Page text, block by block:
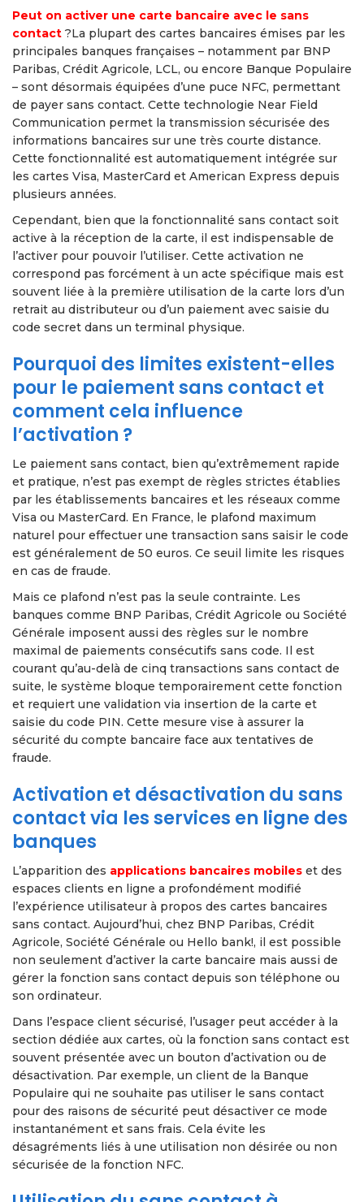
Peut on activer une carte bancaire avec le sans
contact ?La plupart des cartes bancaires émises par les
principales banques françaises – notamment par BNP
Paribas, Crédit Agricole, LCL, ou encore Banque Populaire
– sont désormais équipées d’une puce NFC, permettant
de payer sans contact. Cette technologie Near Field
Communication permet la transmission sécurisée des
informations bancaires sur une très courte distance.
Cette fonctionnalité est automatiquement intégrée sur
les cartes Visa, MasterCard et American Express depuis
plusieurs années.
Cependant, bien que la fonctionnalité sans contact soit
active à la réception de la carte, il est indispensable de
l’activer pour pouvoir l’utiliser. Cette activation ne
correspond pas forcément à un acte spécifique mais est
souvent liée à la première utilisation de la carte lors d’un
retrait au distributeur ou d’un paiement avec saisie du
code secret dans un terminal physique.
Pourquoi des limites existent-elles
pour le paiement sans contact et
comment cela influence
l’activation ?
Le paiement sans contact, bien qu’extrêmement rapide
et pratique, n’est pas exempt de règles strictes établies
par les établissements bancaires et les réseaux comme
Visa ou MasterCard. En France, le plafond maximum
naturel pour effectuer une transaction sans saisir le code
est généralement de 50 euros. Ce seuil limite les risques
en cas de fraude.
Mais ce plafond n’est pas la seule contrainte. Les
banques comme BNP Paribas, Crédit Agricole ou Société
Générale imposent aussi des règles sur le nombre
maximal de paiements consécutifs sans code. Il est
courant qu’au-delà de cinq transactions sans contact de
suite, le système bloque temporairement cette fonction
et requiert une validation via insertion de la carte et
saisie du code PIN. Cette mesure vise à assurer la
sécurité du compte bancaire face aux tentatives de
fraude.
Activation et désactivation du sans
contact via les services en ligne des
banques
L’apparition des applications bancaires mobiles et des
espaces clients en ligne a profondément modifié
l’expérience utilisateur à propos des cartes bancaires
sans contact. Aujourd’hui, chez BNP Paribas, Crédit
Agricole, Société Générale ou Hello bank!, il est possible
non seulement d’activer la carte bancaire mais aussi de
gérer la fonction sans contact depuis son téléphone ou
son ordinateur.
Dans l’espace client sécurisé, l’usager peut accéder à la
section dédiée aux cartes, où la fonction sans contact est
souvent présentée avec un bouton d’activation ou de
désactivation. Par exemple, un client de la Banque
Populaire qui ne souhaite pas utiliser le sans contact
pour des raisons de sécurité peut désactiver ce mode
instantanément et sans frais. Cela évite les
désagréments liés à une utilisation non désirée ou non
sécurisée de la fonction NFC.